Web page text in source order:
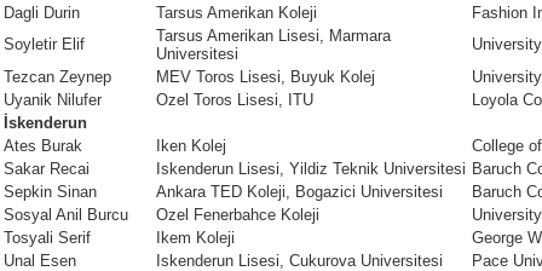
Dagli Durin
Tarsus Amerikan Koleji
Fashion
Soyletir Elif
Tarsus Amerikan Lisesi, Marmara
Universitesi
Tezcan Zeynep
MEV Toros Lisesi, Buyuk Kolej
Uyanik Nilufer
Ozel Toros Lisesi, ITU
Loyola
İskenderun
Ates Burak
Iken Kolej
College
Sakar Recai
Iskenderun Lisesi, Yildiz Teknik Universitesi Baruch
Sepkin Sinan
Ankara TED Koleji, Bogazici Universitesi
Baruch
Sosyal Anil Burcu
Ozel Fenerbahce Koleji
Tosyali Serif
Ikem Koleji
George
Unal Esen
Iskenderun Lisesi, Cukurova Universitesi
Pace